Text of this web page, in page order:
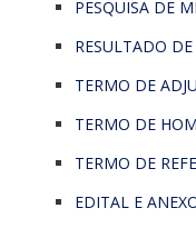
PESQUISA DE
RESULTADO
TERMO DE
TERMO DE
TERMO DE
EDITAL E